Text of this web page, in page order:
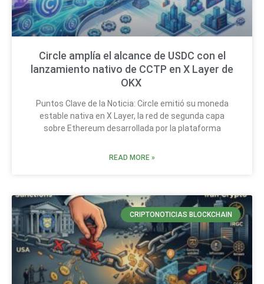
Circle amplía el alcance de USDC con el
lanzamiento nativo de CCTP en X Layer de
OKX
Puntos Clave de la Noticia: Circle emitió su moneda
estable nativa en X Layer, la red de segunda capa
sobre Ethereum desarrollada por la plataforma
READ MORE »
CRIPTONOTICIAS BLOCKCHAIN